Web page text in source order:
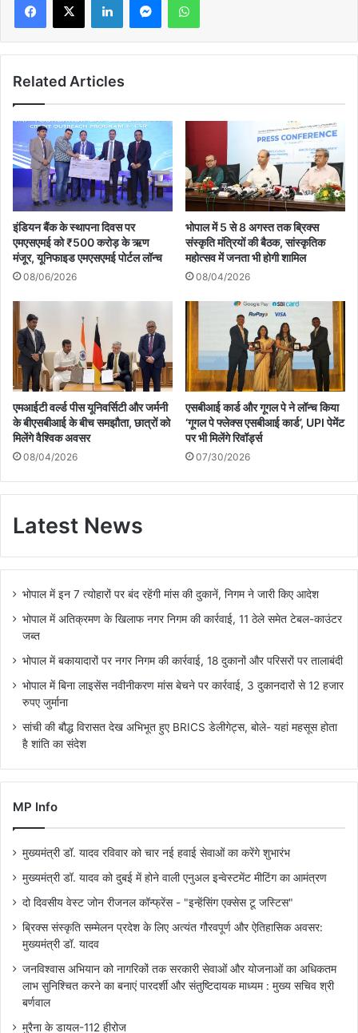
Related Articles
इंडियन बैंक के स्थापना दिवस पर
एमएसएमई को ₹500 करोड़ के ऋण
मंजूर, यूनिफाइड एमएसएमई पोर्टल लॉन्च
08/06/2026
भोपाल में 5 से 8 अगस्त तक ब्रिक्स
संस्कृति मंत्रियों की बैठक, सांस्कृतिक
महोत्सव में जनता भी होगी शामिल
08/04/2026
एमआईटी वर्ल्ड पीस यूनिवर्सिटी और जर्मनी
के बीएसबीआई के बीच समझौता, छात्रों को
मिलेंगे वैश्विक अवसर
08/04/2026
एसबीआई कार्ड और गूगल पे ने लॉन्च किया
‘गूगल पे फ्लेक्स एसबीआई कार्ड’, UPI पेमेंट
पर भी मिलेंगे रिवॉर्ड्स
07/30/2026
Latest News
भोपाल में इन 7 त्योहारों पर बंद रहेंगी मांस की दुकानें, निगम ने जारी किए आदेश
भोपाल में अतिक्रमण के खिलाफ नगर निगम की कार्रवाई, 11 ठेले समेत टेबल-काउंटर
जब्त
भोपाल में बकायादारों पर नगर निगम की कार्रवाई, 18 दुकानों और परिसरों पर तालाबंदी
भोपाल में बिना लाइसेंस नवीनीकरण मांस बेचने पर कार्रवाई, 3 दुकानदारों से 12 हजार
रुपए जुर्माना
सांची की बौद्ध विरासत देख अभिभूत हुए BRICS डेलीगेट्स, बोले- यहां महसूस होता
है शांति का संदेश
MP Info
मुख्यमंत्री डॉ. यादव रविवार को चार नई हवाई सेवाओं का करेंगे शुभारंभ
मुख्यमंत्री डॉ. यादव को दुबई में होने वाली एनुअल इन्वेस्टमेंट मीटिंग का आमंत्रण
दो दिवसीय वेस्ट जोन रीजनल कॉन्फ्रेंस - "इन्हेंसिंग एक्सेस टू जस्टिस"
ब्रिक्स संस्कृति सम्मेलन प्रदेश के लिए अत्यंत गौरवपूर्ण और ऐतिहासिक अवसर:
मुख्यमंत्री डॉ. यादव
जनविश्वास अभियान को नागरिकों तक सरकारी सेवाओं और योजनाओं का अधिकतम
लाभ सुनिश्चित करने का बनाएं पारदर्शी और संतुष्टिदायक माध्यम : मुख्य सचिव श्री
बर्णवाल
मुरैना के डायल-112 हीरोज